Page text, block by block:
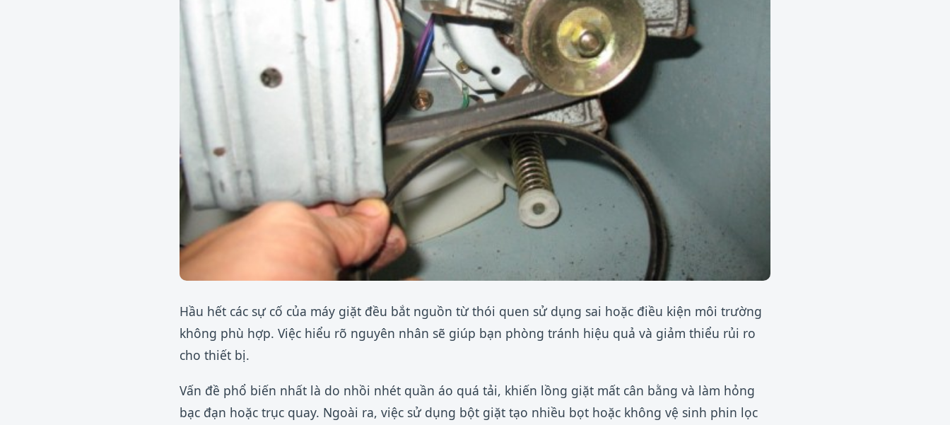
Hầu hết các sự cố của máy giặt đều bắt nguồn từ thói quen sử dụng sai hoặc điều kiện môi trường
không phù hợp. Việc hiểu rõ nguyên nhân sẽ giúp bạn phòng tránh hiệu quả và giảm thiểu rủi ro
cho thiết bị.
Vấn đề phổ biến nhất là do nhồi nhét quần áo quá tải, khiến lồng giặt mất cân bằng và làm hỏng
bạc đạn hoặc trục quay. Ngoài ra, việc sử dụng bột giặt tạo nhiều bọt hoặc không vệ sinh phin lọc